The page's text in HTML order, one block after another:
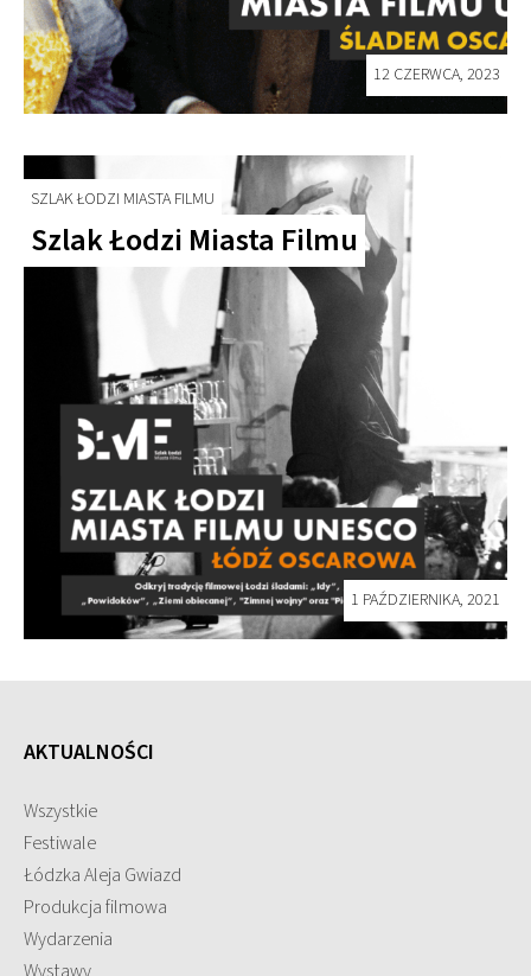
12 CZERWCA, 2023
SZLAK ŁODZI MIASTA FILMU
Szlak Łodzi Miasta Filmu
1 PAŹDZIERNIKA, 2021
AKTUALNOŚCI
Wszystkie
Festiwale
Łódzka Aleja Gwiazd
Produkcja filmowa
Wydarzenia